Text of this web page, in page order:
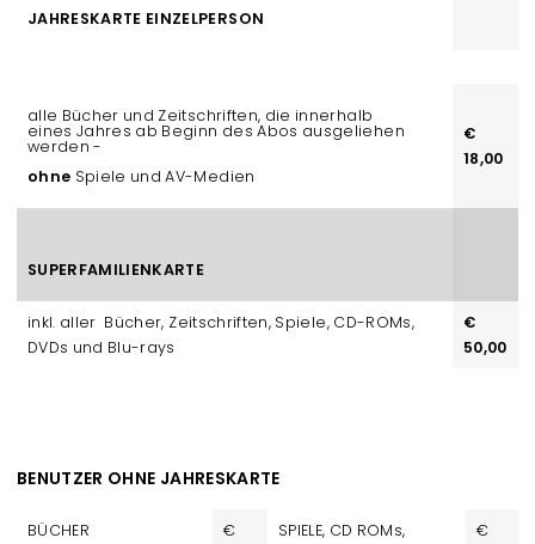
JAHRESKARTE EINZELPERSON
alle Bücher und Zeitschriften, die innerhalb
eines Jahres ab Beginn des Abos ausgeliehen
werden -
ohne Spiele und AV-Medien
€
18,00
SUPERFAMILIENKARTE
inkl. aller Bücher, Zeitschriften, Spiele, CD-ROMs,
DVDs und Blu-rays
€
50,00
BENUTZER OHNE JAHRESKARTE
BÜCHER
€
SPIELE, CD ROMs,
€